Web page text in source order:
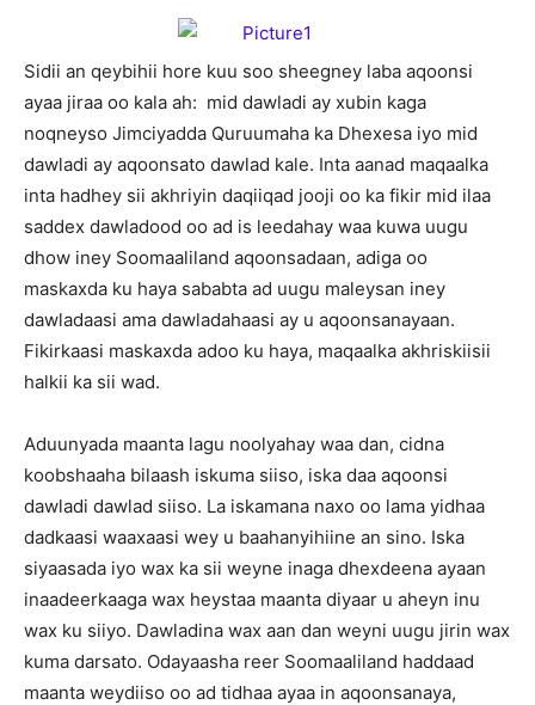
Sidii an qeybihii hore kuu soo sheegney laba aqoonsi
ayaa jiraa oo kala ah: mid dawladi ay xubin kaga
noqneyso Jimciyadda Quruumaha ka Dhexesa iyo mid
dawladi ay aqoonsato dawlad kale. Inta aanad maqaalka
inta hadhey sii akhriyin daqiiqad jooji oo ka fikir mid ilaa
saddex dawladood oo ad is leedahay waa kuwa uugu
dhow iney Soomaaliland aqoonsadaan, adiga oo
maskaxda ku haya sababta ad uugu maleysan iney
dawladaasi ama dawladahaasi ay u aqoonsanayaan.
Fikirkaasi maskaxda adoo ku haya, maqaalka akhriskiisii
halkii ka sii wad.
Aduunyada maanta lagu noolyahay waa dan, cidna
koobshaaha bilaash iskuma siiso, iska daa aqoonsi
dawladi dawlad siiso. La iskamana naxo oo lama yidhaa
dadkaasi waaxaasi wey u baahanyihiine an sino. Iska
siyaasada iyo wax ka sii weyne inaga dhexdeena ayaan
inaadeerkaaga wax heystaa maanta diyaar u aheyn inu
wax ku siiyo. Dawladina wax aan dan weyni uugu jirin wax
kuma darsato. Odayaasha reer Soomaaliland haddaad
maanta weydiiso oo ad tidhaa ayaa in aqoonsanaya,